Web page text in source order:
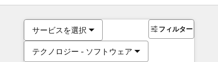
サービスを選択
テクノロジー - ソフトウェア
フィルター